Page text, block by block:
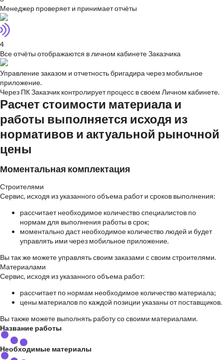
Менеджер проверяет и принимает отчёты
4
Все отчёты отображаются в личном кабинете Заказчика
Управление заказом и отчетность бригадира через мобильное
приложение.
Через ПК Заказчик контролирует процесс в своем Личном кабинете.
Расчет стоимости материала и
работы выполняется исходя из
нормативов и актуальной рыночной
цены
Моментальная комплектация
Строителями
Сервис, исходя из указанного объема работ и сроков выполнения:
рассчитает необходимое количество специалистов по
нормам для выполнения работы в срок;
моментально даст необходимое количество людей и будет
управлять ими через мобильное приложение.
Вы так же можете управлять своим заказами с своим строителями.
Материалами
Сервис, исходя из указанного объема работ:
рассчитает по нормам необходимое количество материала;
цены материалов по каждой позиции указаны от поставщиков.
Вы также можете выполнять работу со своими материалами.
Название работы
Необходимые материалы